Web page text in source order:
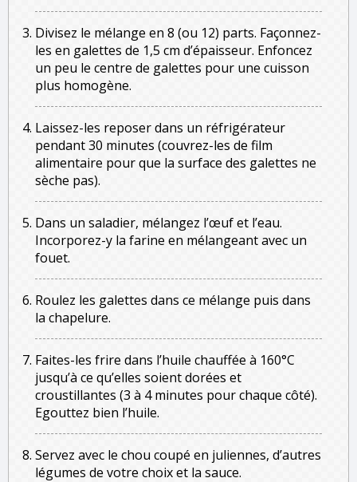
Divisez le mélange en 8 (ou 12) parts. Façonnez-
les en galettes de 1,5 cm d’épaisseur. Enfoncez
un peu le centre de galettes pour une cuisson
plus homogène.
Laissez-les reposer dans un réfrigérateur
pendant 30 minutes (couvrez-les de film
alimentaire pour que la surface des galettes ne
sèche pas).
Dans un saladier, mélangez l’œuf et l’eau.
Incorporez-y la farine en mélangeant avec un
fouet.
Roulez les galettes dans ce mélange puis dans
la chapelure.
Faites-les frire dans l’huile chauffée à 160°C
jusqu’à ce qu’elles soient dorées et
croustillantes (3 à 4 minutes pour chaque côté).
Egouttez bien l’huile.
Servez avec le chou coupé en juliennes, d’autres
légumes de votre choix et la sauce.